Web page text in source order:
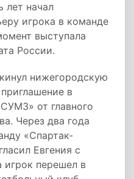
лет начал
игрока в команде
выступала
России.
нижегородскую
в
от главного
Через два года
«Спартак-
Евгения с
игрок перешел в